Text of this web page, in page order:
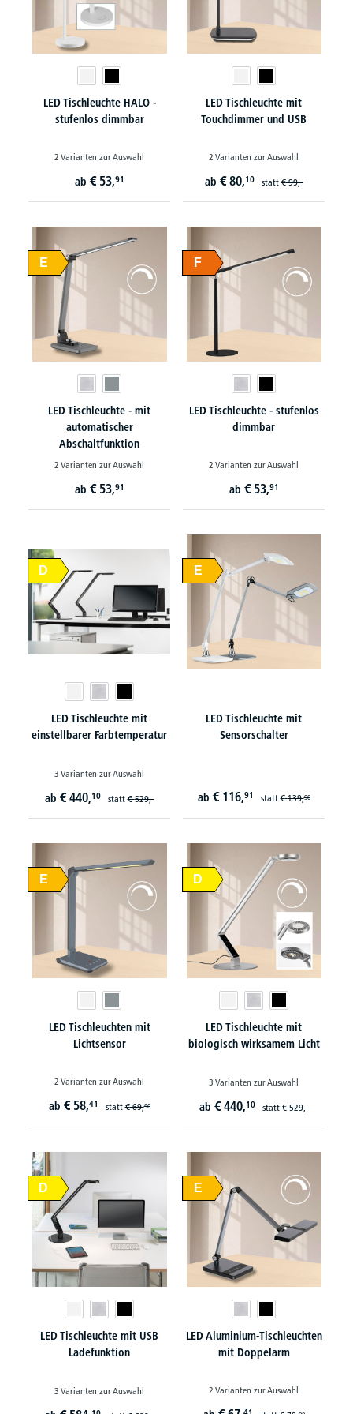
LED Tischleuchte HALO -
stufenlos dimmbar
2 Varianten zur Auswahl
ab € 53,91
LED Tischleuchte mit
Touchdimmer und USB
2 Varianten zur Auswahl
ab € 80,10 statt€ 99,-
E
LED Tischleuchte - mit
automatischer
Abschaltfunktion
2 Varianten zur Auswahl
ab € 53,91
F
LED Tischleuchte - stufenlos
dimmbar
2 Varianten zur Auswahl
ab € 53,91
D
LED Tischleuchte mit
einstellbarer Farbtemperatur
3 Varianten zur Auswahl
ab € 440,10 statt€ 529,-
E
LED Tischleuchte mit
Sensorschalter
ab € 116,91 statt€ 139,90
E
LED Tischleuchten mit
Lichtsensor
2 Varianten zur Auswahl
ab € 58,41 statt€ 69,90
D
LED Tischleuchte mit
biologisch wirksamem Licht
3 Varianten zur Auswahl
ab € 440,10 statt€ 529,-
D
LED Tischleuchte mit USB
Ladefunktion
3 Varianten zur Auswahl
E
LED Aluminium-Tischleuchten
mit Doppelarm
2 Varianten zur Auswahl